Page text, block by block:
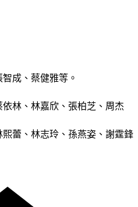
成、蔡健雅等。
林、林嘉欣、張柏芝、周杰
蕾、林志玲、孫燕姿、謝霆鋒